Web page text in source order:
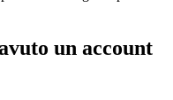
un account